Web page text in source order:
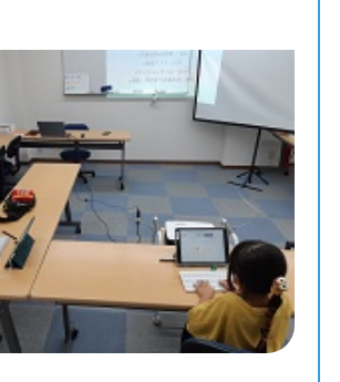
ご相談いただけます。
じです。
育 HALLO スクールIE 東松山校では、
開催しております。
育 HALLOのプログラミングがどういっ
てください。
お問い合わせください。
口と共通になります。
の体験で…とおっしゃってください。